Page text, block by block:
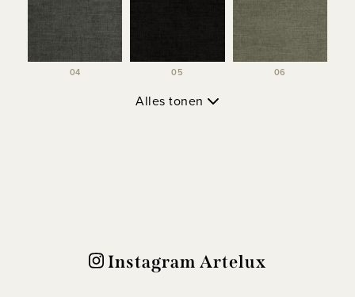
04 05 06
Alles tonen
Instagram Artelux